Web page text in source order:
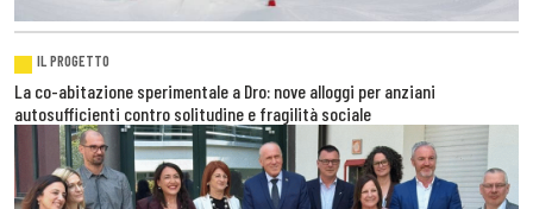
IL PROGETTO
La co-abitazione sperimentale a Dro: nove alloggi per anziani
autosufficienti contro solitudine e fragilità sociale